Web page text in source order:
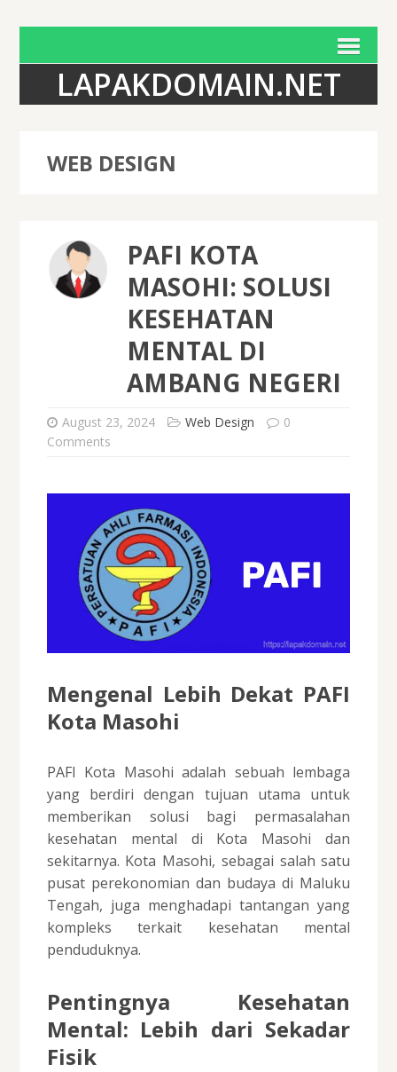
LAPAKDOMAIN.NET
WEB DESIGN
PAFI KOTA
MASOHI: SOLUSI
KESEHATAN
MENTAL DI
AMBANG NEGERI
August 23, 2024 Web Design
0
Comments
Mengenal Lebih Dekat PAFI
Kota Masohi
PAFI Kota Masohi adalah sebuah lembaga
yang berdiri dengan tujuan utama untuk
memberikan solusi bagi permasalahan
kesehatan mental di Kota Masohi dan
sekitarnya. Kota Masohi, sebagai salah satu
pusat perekonomian dan budaya di Maluku
Tengah, juga menghadapi tantangan yang
kompleks terkait kesehatan mental
penduduknya.
Pentingnya Kesehatan
Mental: Lebih dari Sekadar
Fisik